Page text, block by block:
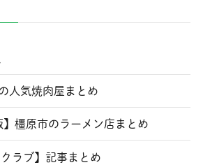
人気焼肉屋まとめ
】橿原市のラーメン店まとめ
クラブ】記事まとめ